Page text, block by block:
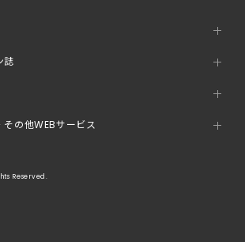
誌
の他WEBサービス
Reserved.